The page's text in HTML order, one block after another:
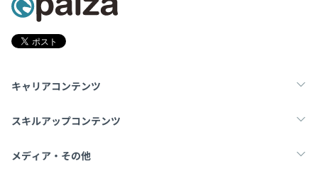
キャリアコンテンツ
転職・キャリア
スキルアップコンテンツ
学習
メディア・その他